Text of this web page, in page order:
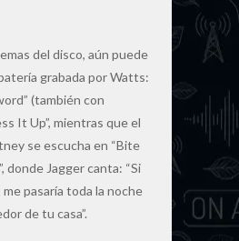
del disco, aún puede
grabada por Watts:
(también con
It Up”, mientras que el
se escucha en “Bite
donde Jagger canta: “Si
pasaría toda la noche
de tu casa”.